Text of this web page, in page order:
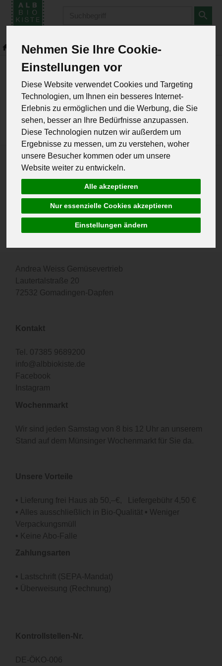
Nehmen Sie Ihre Cookie-
Einstellungen vor
Diese Website verwendet Cookies und Targeting
Technologien, um Ihnen ein besseres Internet-
Erlebnis zu ermöglichen und die Werbung, die Sie
sehen, besser an Ihre Bedürfnisse anzupassen.
Diese Technologien nutzen wir außerdem um
Ergebnisse zu messen, um zu verstehen, woher
unsere Besucher kommen oder um unsere
Website weiter zu entwickeln.
Alle akzeptieren
Nur essenzielle Cookies akzeptieren
Einstellungen ändern
Alle Preise in Euro (€) inkl. gesetzlicher Mehrwertsteuer, zuzüglich
Versandkosten, Pfand und optionaler Servicegebühren.
Andrea Weiss Gemüsevertrieb
Lautertalstraße 20
72532 Gomadingen-Dapfen
Kontakt
Tel. 07385 9689200
info@albbiokiste.de
Facebook
Instagram
Wochenmarkt
Wir sind jeden Samstag von 8 bis 12 Uhr an unserem
Stand auf dem Münsinger Wochenmarkt für Sie da.
Unsere Vorteile
• Lieferung frei Haus ab 50,–€, Liefergebühr 4,50 €
• Alles ausschließlich in Bio-Qualität • Weniger
Verpackungsmüll
• Keine Abo-Falle
Zahlungsarten
• Lastschrift (SEPA-Mandat)
• Überweisung (Rechnung)
Kontrollstellen-Nr.
DE-ÖKO-006